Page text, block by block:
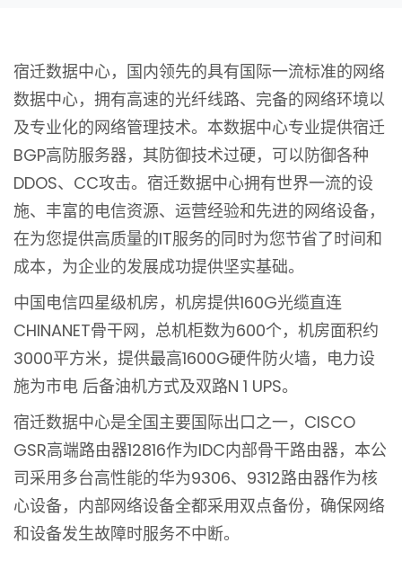
宿迁数据中心，国内领先的具有国际一流标准的网络
数据中心，拥有高速的光纤线路、完备的网络环境以
及专业化的网络管理技术。本数据中心专业提供宿迁
BGP高防服务器，其防御技术过硬，可以防御各种
DDOS、CC攻击。宿迁数据中心拥有世界一流的设
施、丰富的电信资源、运营经验和先进的网络设备，
在为您提供高质量的IT服务的同时为您节省了时间和
成本，为企业的发展成功提供坚实基础。
中国电信四星级机房，机房提供160G光缆直连
CHINANET骨干网，总机柜数为600个，机房面积约
3000平方米，提供最高1600G硬件防火墙，电力设
施为市电 后备油机方式及双路N 1 UPS。
宿迁数据中心是全国主要国际出口之一，CISCO
GSR高端路由器12816作为IDC内部骨干路由器，本公
司采用多台高性能的华为9306、9312路由器作为核
心设备，内部网络设备全都采用双点备份，确保网络
和设备发生故障时服务不中断。